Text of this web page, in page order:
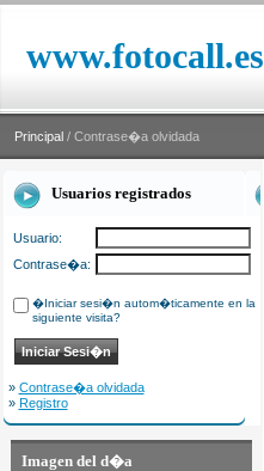
www.fotocall.es
Principal / Contrase�a olvidada
Usuarios registrados
Usuario:
Contrase�a:
�Iniciar sesi�n autom�ticamente en la
siguiente visita?
» Contrase�a olvidada
» Registro
Imagen del d�a